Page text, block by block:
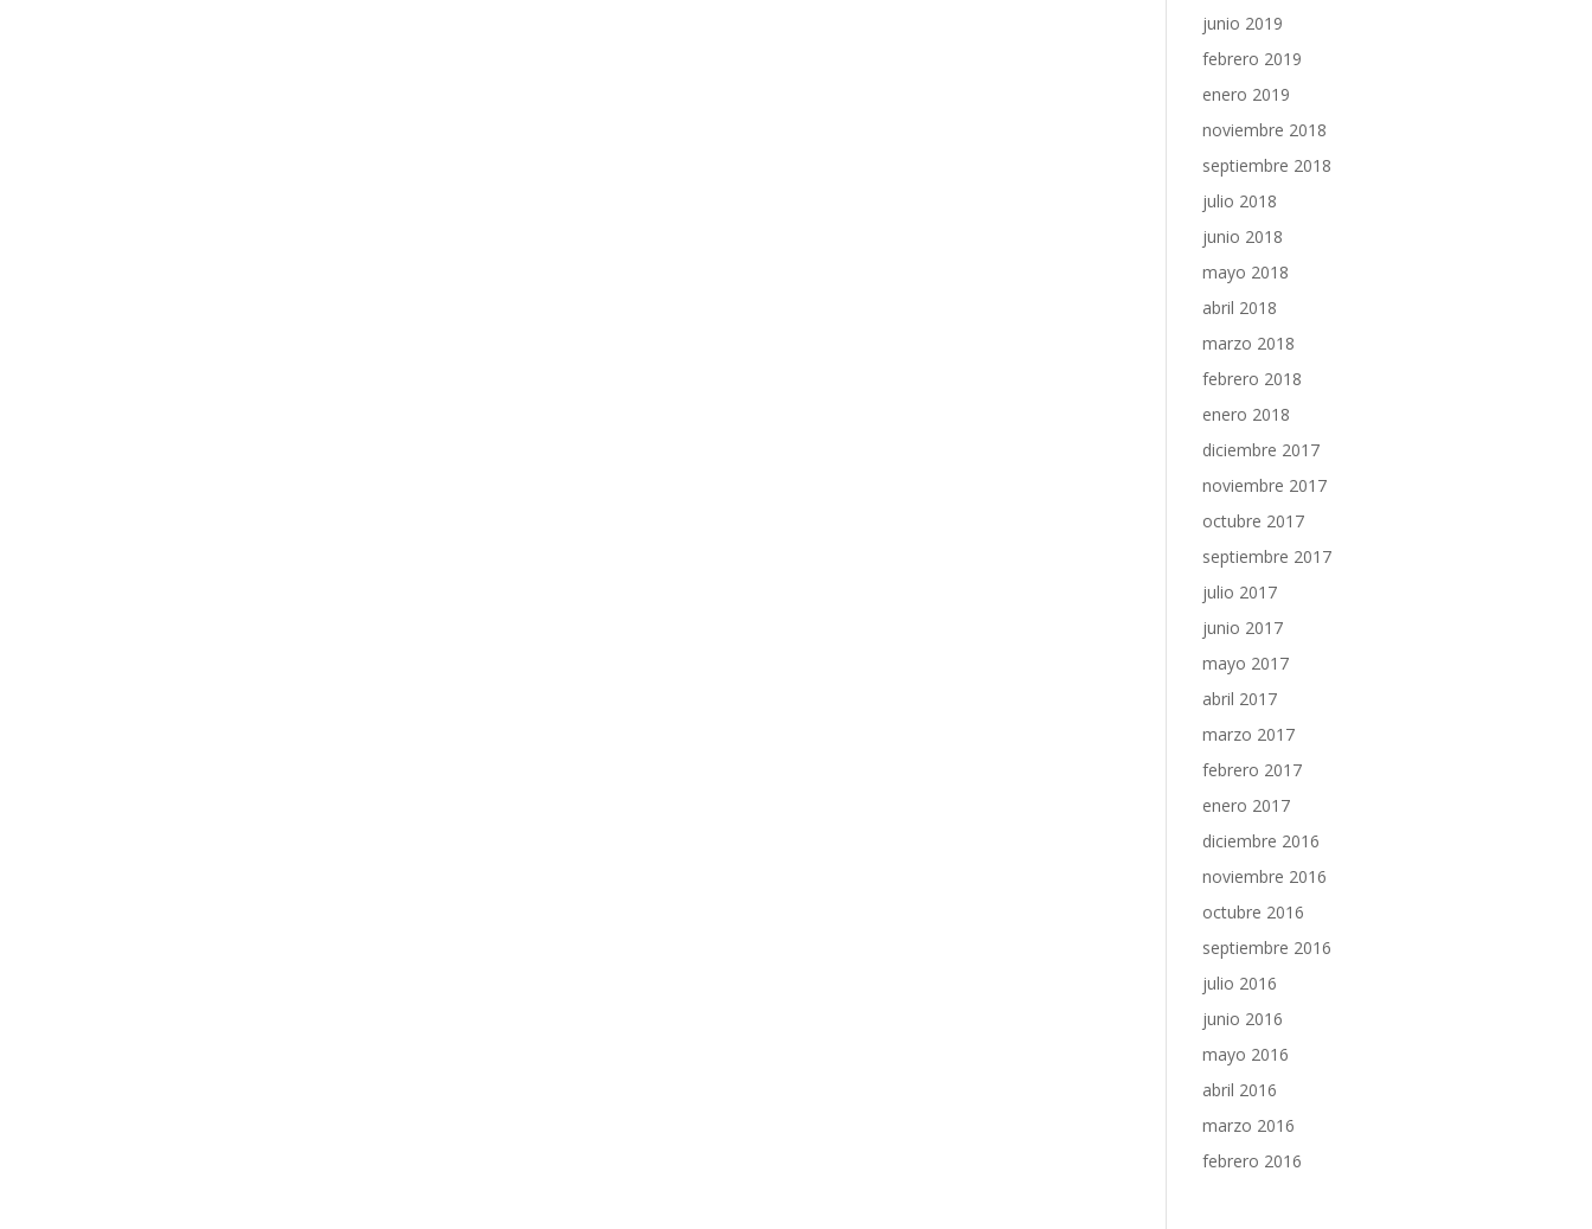
junio 2019
febrero 2019
enero 2019
noviembre 2018
septiembre 2018
julio 2018
junio 2018
mayo 2018
abril 2018
marzo 2018
febrero 2018
enero 2018
diciembre 2017
noviembre 2017
octubre 2017
septiembre 2017
julio 2017
junio 2017
mayo 2017
abril 2017
marzo 2017
febrero 2017
enero 2017
diciembre 2016
noviembre 2016
octubre 2016
septiembre 2016
julio 2016
junio 2016
mayo 2016
abril 2016
marzo 2016
febrero 2016